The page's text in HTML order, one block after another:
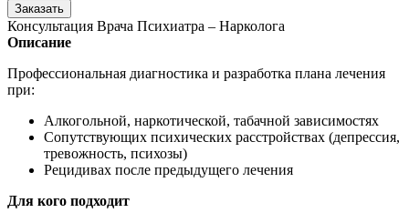
Заказать
Консультация Врача Психиатра – Нарколога
Описание
Профессиональная диагностика и разработка плана лечения
при:
Алкогольной, наркотической, табачной зависимостях
Сопутствующих психических расстройствах (депрессия,
тревожность, психозы)
Рецидивах после предыдущего лечения
Для кого подходит